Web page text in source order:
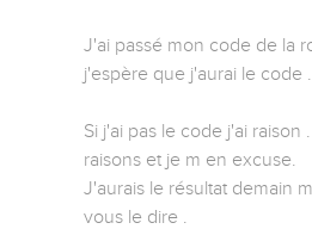
J'ai passé mon code de la
j'espère que j'aurai le code .
Si j'ai pas le code j'ai raison
raisons et je m en excuse.
J'aurais le résultat demain
vous le dire .